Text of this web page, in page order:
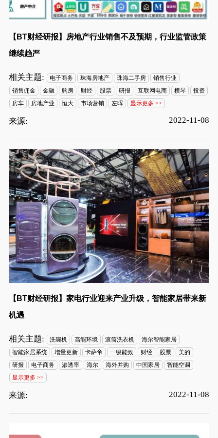
【BT财经研报】房地产行业销售不及预期，行业监管政策
继续趋严
相关主题: 电子商务 珠海房地产 珠海二手房
销售行业
销售佣金
金融 购房 财经 股票 研报 互联网电商 横琴
投资
房车
房地产业 恒大 市场营销 左晖 显示更多 >>
来源: 2022-11-08
【BT财经研报】家电行业迎来产业升级，智能家居带来新
机遇
相关主题: 洗碗机 高能环境 滚筒洗衣机
海尔智能家居
智能家居系统
增量更新 卡萨帝 一级能效 财经 股票
美的
研报
电子商务 渗透率 海尔 海外并购 中国家居
智能空调
显示更多 >>
来源: 2022-11-08